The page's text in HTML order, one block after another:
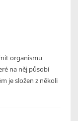
organismu
na něj působí
je složen z několi